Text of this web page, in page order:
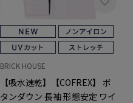
BRICK HOUSE
【吸水速乾】【COFREX】 ボ
タンダウン 長袖 形態安定 ワイ